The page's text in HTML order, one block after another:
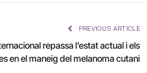
PREVIOUS ARTICLE
repassa l’estat actual i els
en el maneig del melanoma cutani